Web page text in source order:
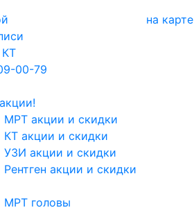
00-79
на карте
МРТ акции и скидки
КТ акции и скидки
УЗИ акции и скидки
Рентген акции и скидки
МРТ головы